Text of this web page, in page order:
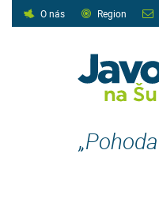
O nás Region
„Pohoda